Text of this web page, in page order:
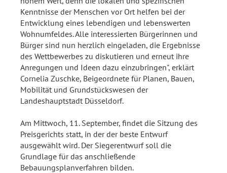
Kenntnisse der Menschen vor Ort helfen bei der
Entwicklung eines lebendigen und lebenswerten
Wohnumfeldes. Alle interessierten Bürgerinnen und
Bürger sind nun herzlich eingeladen, die Ergebnisse
des Wettbewerbes zu diskutieren und erneut ihre
Anregungen und Ideen dazu einzubringen", erklärt
Cornelia Zuschke, Beigeordnete für Planen, Bauen,
Mobilität und Grundstückswesen der
Landeshauptstadt Düsseldorf.
Am Mittwoch, 11. September, findet die Sitzung des
Preisgerichts statt, in der der beste Entwurf
ausgewählt wird. Der Siegerentwurf soll die
Grundlage für das anschließende
Bebauungsplanverfahren bilden.